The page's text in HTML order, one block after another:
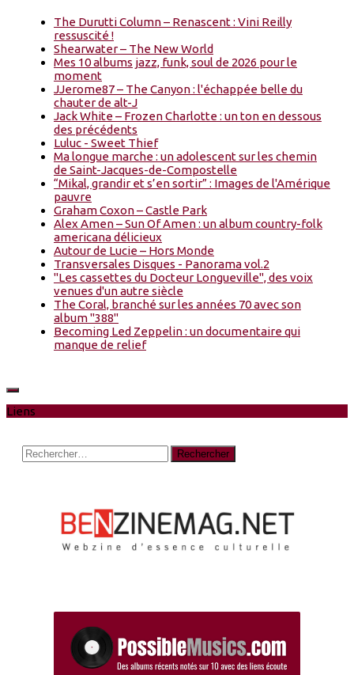
The Durutti Column – Renascent : Vini Reilly
ressuscité !
Shearwater – The New World
Mes 10 albums jazz, funk, soul de 2026 pour le
moment
JJerome87 – The Canyon : l'échappée belle du
chauter de alt-J
Jack White – Frozen Charlotte : un ton en dessous
des précédents
Luluc - Sweet Thief
Ma longue marche : un adolescent sur les chemin
de Saint-Jacques-de-Compostelle
“Mikal, grandir et s’en sortir” : Images de l'Amérique
pauvre
Graham Coxon – Castle Park
Alex Amen – Sun Of Amen : un album country-folk
americana délicieux
Autour de Lucie – Hors Monde
Transversales Disques - Panorama vol.2
"Les cassettes du Docteur Longueville", des voix
venues d'un autre siècle
The Coral, branché sur les années 70 avec son
album "388"
Becoming Led Zeppelin : un documentaire qui
manque de relief
Liens
Rechercher :